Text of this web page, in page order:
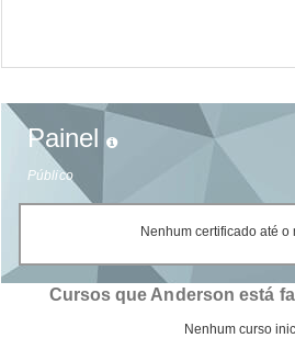
Painel
Público
Nenhum certificado até o
Cursos que Anderson está
Nenhum curso